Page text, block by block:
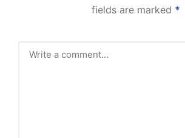
fields are marked *